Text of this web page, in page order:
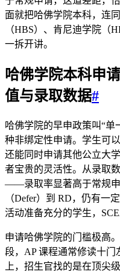
面就把哈佛学院本科，连
（HBS）、肯尼迪学院（
一拆开讲。
哈佛学院本科申
值与录取数据#
哈佛学院的早申政策叫“单
种非绑定性申请。学生可
还能同时申请其他公立大
者宝贵的灵活性。从录取
——录取率显著高于常规申
（Defer）到 RD，仍有一
活动准备充分的学生，
申请哈佛学院的门槛极高
段，AP 课程通常修读十
上，招生官找的是在顶尖